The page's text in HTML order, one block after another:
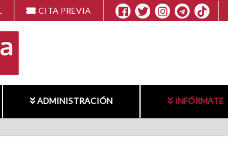
CITA PREVIA
ADMINISTRACIÓN INFÓRMATE